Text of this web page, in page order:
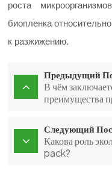
роста
биопленка
к разжижению.
Предыдущий
В чём
преимущества
Следующий
Какова роль
pack?